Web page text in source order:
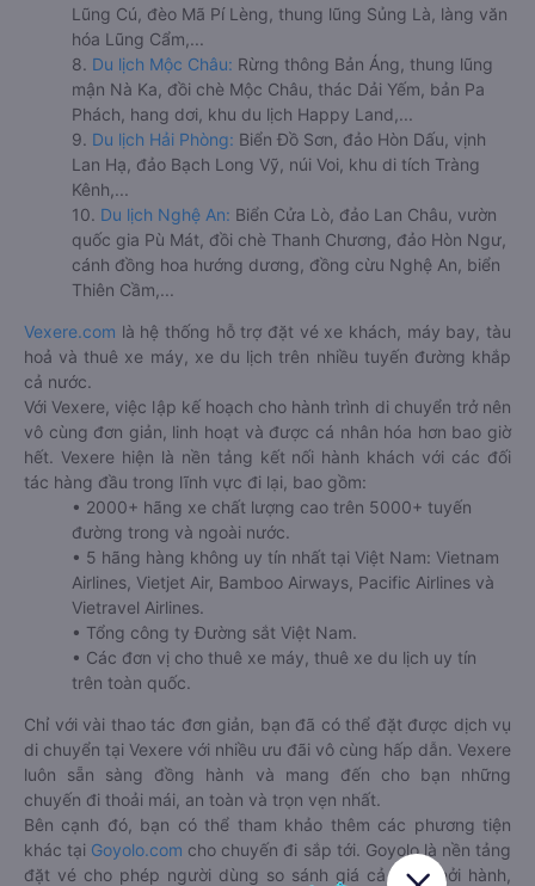
Lũng Cú, đèo Mã Pí Lèng, thung lũng Sủng Là, làng văn
hóa Lũng Cẩm,...
8. Du lịch Mộc Châu: Rừng thông Bản Áng, thung lũng
mận Nà Ka, đồi chè Mộc Châu, thác Dải Yếm, bản Pa
Phách, hang dơi, khu du lịch Happy Land,...
9. Du lịch Hải Phòng: Biển Đồ Sơn, đảo Hòn Dấu, vịnh
Lan Hạ, đảo Bạch Long Vỹ, núi Voi, khu di tích Tràng
Kênh,...
10. Du lịch Nghệ An: Biển Cửa Lò, đảo Lan Châu, vườn
quốc gia Pù Mát, đồi chè Thanh Chương, đảo Hòn Ngư,
cánh đồng hoa hướng dương, đồng cừu Nghệ An, biển
Thiên Cầm,...
Vexere.com là hệ thống hỗ trợ đặt vé xe khách, máy bay, tàu
hoả và thuê xe máy, xe du lịch trên nhiều tuyến đường khắp
cả nước.
Với Vexere, việc lập kế hoạch cho hành trình di chuyển trở nên
vô cùng đơn giản, linh hoạt và được cá nhân hóa hơn bao giờ
hết. Vexere hiện là nền tảng kết nối hành khách với các đối
tác hàng đầu trong lĩnh vực đi lại, bao gồm:
• 2000+ hãng xe chất lượng cao trên 5000+ tuyến
đường trong và ngoài nước.
• 5 hãng hàng không uy tín nhất tại Việt Nam: Vietnam
Airlines, Vietjet Air, Bamboo Airways, Pacific Airlines và
Vietravel Airlines.
• Tổng công ty Đường sắt Việt Nam.
• Các đơn vị cho thuê xe máy, thuê xe du lịch uy tín
trên toàn quốc.
Chỉ với vài thao tác đơn giản, bạn đã có thể đặt được dịch vụ
di chuyển tại Vexere với nhiều ưu đãi vô cùng hấp dẫn. Vexere
luôn sẵn sàng đồng hành và mang đến cho bạn những
chuyến đi thoải mái, an toàn và trọn vẹn nhất.
Bên cạnh đó, bạn có thể tham khảo thêm các phương tiện
khác tại Goyolo.com cho chuyến đi sắp tới. Goyolo là nền tảng
đặt vé cho phép người dùng so sánh giá cả, giờ khởi hành,